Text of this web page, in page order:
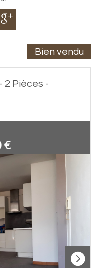
Bien vendu
2 Pièces -
€